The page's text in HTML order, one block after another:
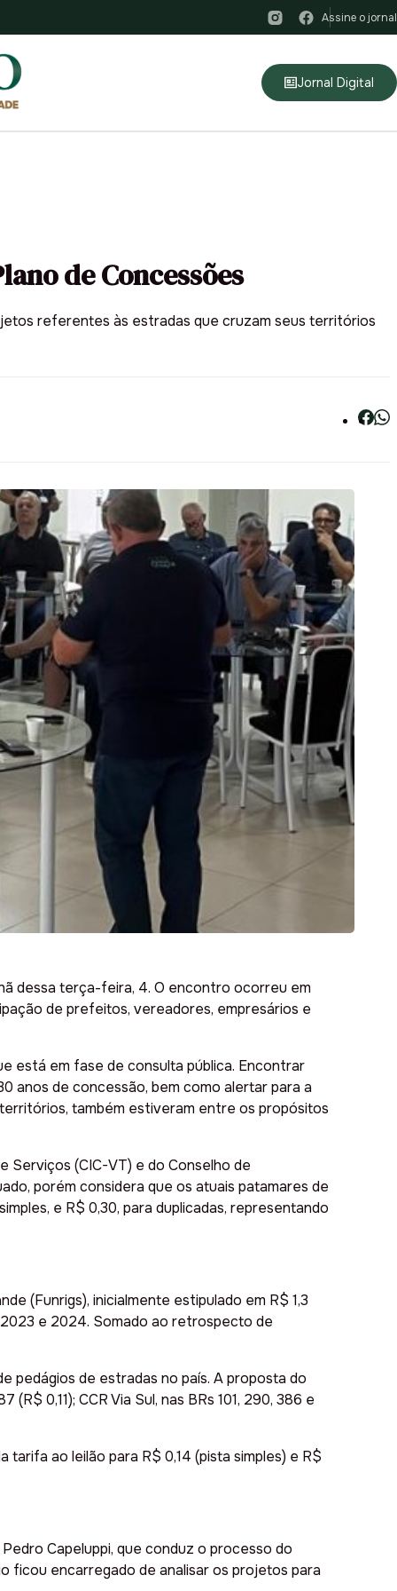
Assine o jornal
Jornal Digital
de Concessões
referentes às estradas que cruzam seus territórios
dessa terça-feira, 4. O encontro ocorreu em
de prefeitos, vereadores, empresários e
está em fase de consulta pública. Encontrar
anos de concessão, bem como alertar para a
também estiveram entre os propósitos
Serviços (CIC-VT) e do Conselho de
porém considera que os atuais patamares de
e R$ 0,30, para duplicadas, representando
(Funrigs), inicialmente estipulado em R$ 1,3
e 2024. Somado ao retrospecto de
pedágios de estradas no país. A proposta do
0,11); CCR Via Sul, nas BRs 101, 290, 386 e
ao leilão para R$ 0,14 (pista simples) e R$
Capeluppi, que conduz o processo do
ficou encarregado de analisar os projetos para